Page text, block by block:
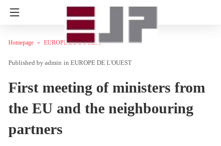
Homepage EUROPE DE L'OUEST
admin in EUROPE DE L'OUEST
First meeting of ministers from
the EU and the neighbouring
partners